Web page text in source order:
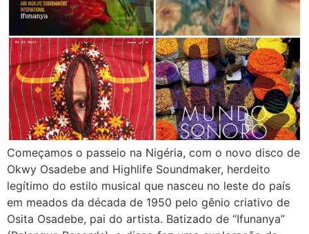
Começamos o passeio na Nigéria, com o novo disco de
Okwy Osadebe and Highlife Soundmaker, herdeito
legítimo do estilo musical que nasceu no leste do país
em meados da década de 1950 pelo gênio criativo de
Osita Osadebe, pai do artista. Batizado de “Ifunanya”